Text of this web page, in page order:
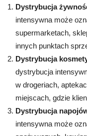
Dystrybucja
intensywna może
supermarketach,
innych punktach
Dystrybucja
dystrybucja
w drogeriach,
miejscach, gdzie
Dystrybucja
intensywna może